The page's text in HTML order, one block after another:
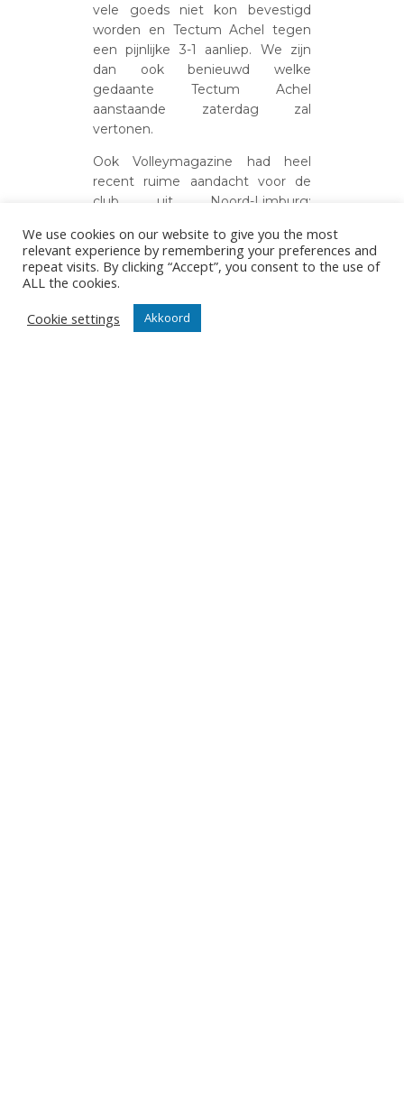
vele goeds niet kon bevestigd
worden en Tectum Achel tegen
een pijnlijke 3-1 aanliep. We zijn
dan ook benieuwd welke
gedaante Tectum Achel
aanstaande zaterdag zal
vertonen.
Ook Volleymagazine had heel
recent ruime aandacht voor de
club uit Noord-Limburg:
schuurmans-tectum-achel-graag-
snel-eerste-spadesteek-voor-
topsporthal/
. Een artikel dat, zoals
We use cookies on our website to give you the most
relevant experience by remembering your preferences and
repeat visits. By clicking “Accept”, you consent to the use of
ALL the cookies.
Cookie settings
Akkoord